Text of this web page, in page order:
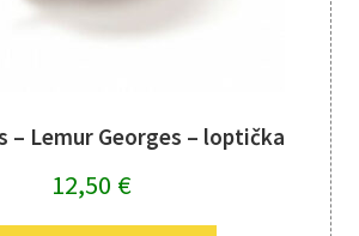
– Lemur Georges – loptička
12,50 €